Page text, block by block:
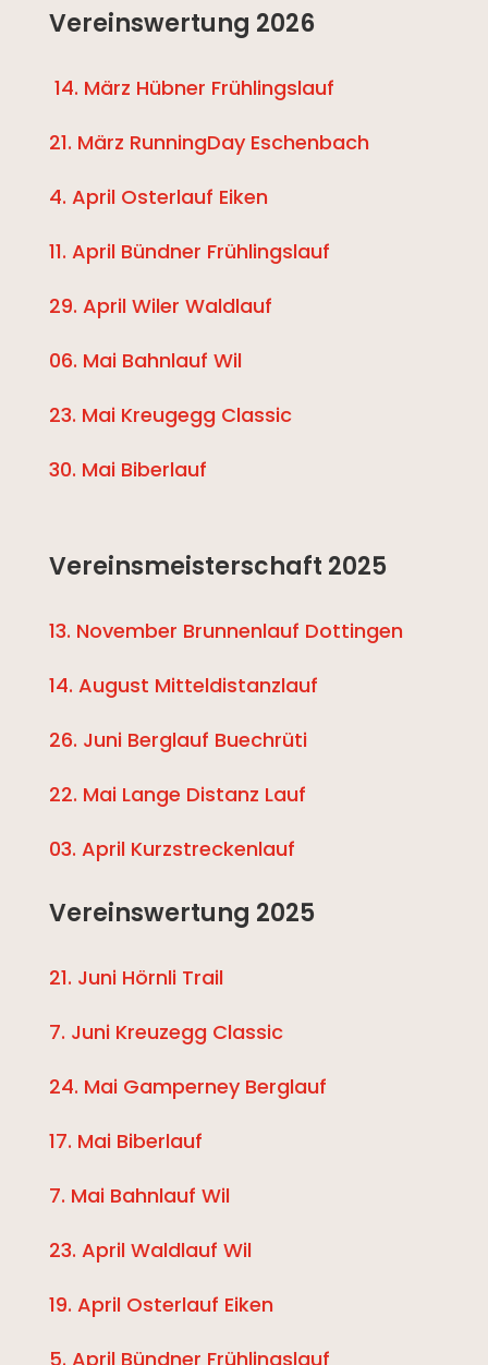
Vereinswertung 2026
14. März Hübner Frühlingslauf
21. März RunningDay Eschenbach
4. April Osterlauf Eiken
11. April Bündner Frühlingslauf
29. April Wiler Waldlauf
06. Mai Bahnlauf Wil
23. Mai Kreugegg Classic
30. Mai Biberlauf
Vereinsmeisterschaft 2025
13. November Brunnenlauf Dottingen
14. August Mitteldistanzlauf
26. Juni Berglauf Buechrüti
22. Mai Lange Distanz Lauf
03. April Kurzstreckenlauf
Vereinswertung 2025
21. Juni Hörnli Trail
7. Juni Kreuzegg Classic
24. Mai Gamperney Berglauf
17. Mai Biberlauf
7. Mai Bahnlauf Wil
23. April Waldlauf Wil
19. April Osterlauf Eiken
5. April Bündner Frühlingslauf